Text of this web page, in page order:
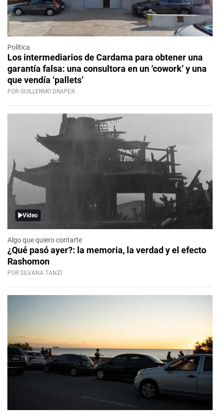
Política
Los intermediarios de Cardama para obtener una
garantía falsa: una consultora en un ‘cowork’ y una
que vendía ‘pallets’
POR GUILLERMO DRAPER
Video
Algo que quiero contarte
¿Qué pasó ayer?: la memoria, la verdad y el efecto
Rashomon
POR SILVANA TANZI